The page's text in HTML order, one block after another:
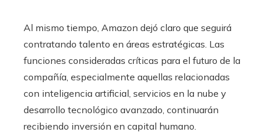
Al mismo tiempo, Amazon dejó claro que seguirá
contratando talento en áreas estratégicas. Las
funciones consideradas críticas para el futuro de la
compañía, especialmente aquellas relacionadas
con inteligencia artificial, servicios en la nube y
desarrollo tecnológico avanzado, continuarán
recibiendo inversión en capital humano.